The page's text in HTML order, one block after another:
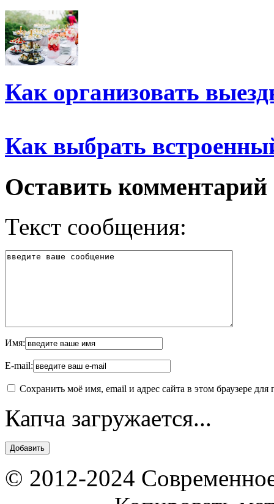
Как организовать
Как выбрать
Оставить комментарий
Текст сообщения:
Имя:
E-mail:
Сохранить моё имя, email и адрес сайта в этом браузере
Капча загружается...
© 2012-2024